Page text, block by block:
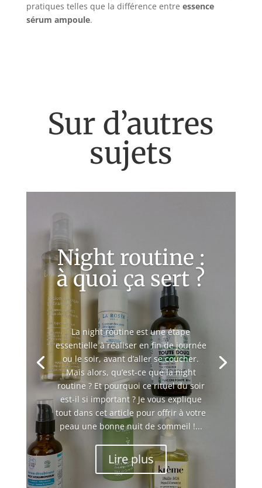
pratiques telles que la différence entre essence
sérum ampoule.
Sur d’autres
sujets
Night routine :
à quoi ça sert ?
La night routine est une étape
essentielle à réaliser en fin de journée
ou le soir, avant d’aller se coucher.
Mais alors, qu’est-ce que la night
routine ? Et pourquoi ce rituel du soir
est-il si important ? Je vous explique
tout dans cet article pour offrir à votre
peau une bonne nuit de sommeil !...
Lire plus